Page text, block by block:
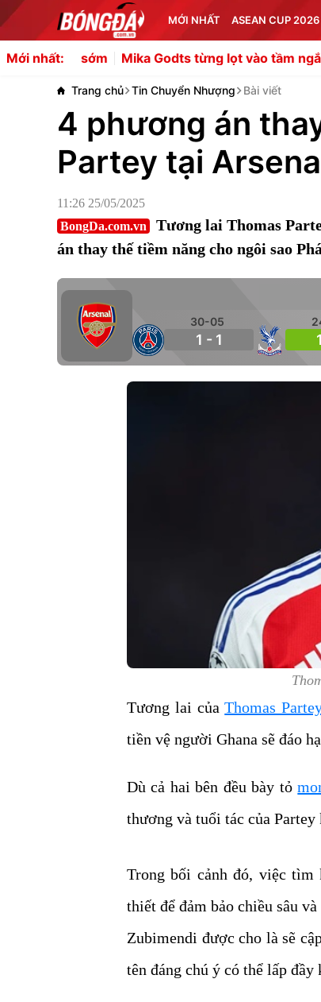
MỚI NHẤT ASEAN CUP 2026
Mới nhất:
sớm Mika Godts từng lọt vào tầm ngắm của
Trang chủ Tin Chuyển Nhượng Bài viết
4 phương án
Partey tại
11:26 25/05/2025
BongDa.com.vn
Tương lai Thomas
án thay thế tiềm năng cho ngôi sao
30-05
1 - 1
Tương lai củaThomas
tiền vệ người Ghana sẽ đáo
Dù cả hai bên đều bày tỏ
thương và tuổi tác của
Trong bối cảnh đó, việc tìm
thiết để đảm bảo chiều sâu
Zubimendi được cho là sẽ
tên đáng chú ý có thể lấp